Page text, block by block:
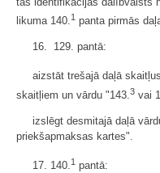
likuma 140.1 panta pirmās
16. 129. pantā:
aizstāt trešajā daļā
skaitļiem un vārdu "143. 3 vai
izslēgt desmitajā daļā
priekšapmaksas kartes".
17. 140.1 pantā: